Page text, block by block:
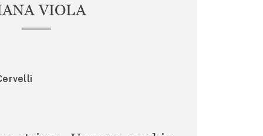
VIOLA